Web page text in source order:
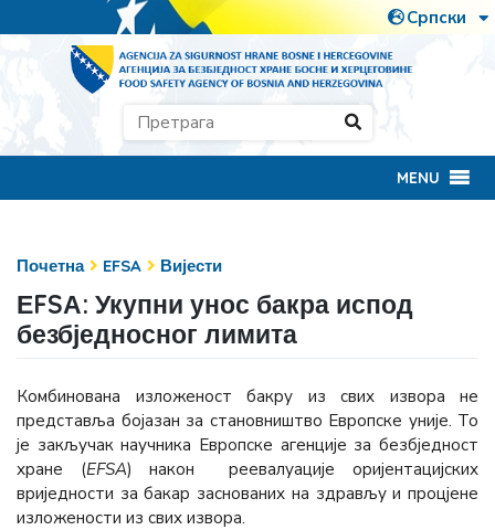
MENU
Почетна EFSA Вијести
ЕFSА: Укупни унос бакра испод
безбједносног лимита
Комбинована изложеност бакру из свих извора не
представља бојазан за становништво Европске уније. То
је закључак научника Европске агенције за безбједност
хране (ЕFSА) након реевалуације оријентацијских
вриједности за бакар заснованих на здрављу и процјене
изложености из свих извора.